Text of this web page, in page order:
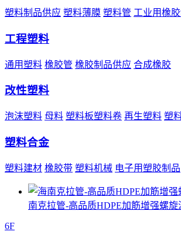
塑料制品供应 塑料薄膜 塑料管 工业用橡
工程塑料
通用塑料 橡胶管 橡胶制品供应 合成橡胶
改性塑料
泡沫塑料 母料 塑料板塑料卷 再生塑料 塑
塑料合金
塑料建材 橡胶带 塑料机械 电子用塑胶制品
南克拉管-高品质HDPE加筋增强螺旋
6F